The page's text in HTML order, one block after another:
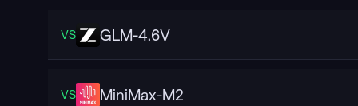
VS GLM-4.6V
VS MiniMax-M2